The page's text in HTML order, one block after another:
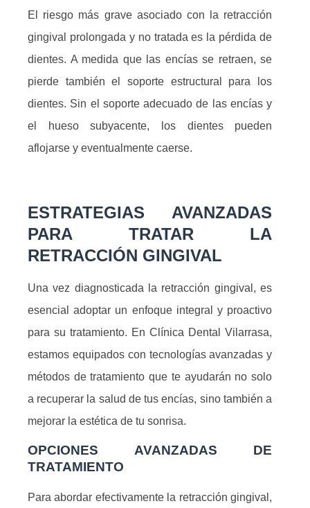
El riesgo más grave asociado con la retracción
gingival prolongada y no tratada es la pérdida de
dientes. A medida que las encías se retraen, se
pierde también el soporte estructural para los
dientes. Sin el soporte adecuado de las encías y
el hueso subyacente, los dientes pueden
aflojarse y eventualmente caerse.
ESTRATEGIAS AVANZADAS
PARA TRATAR LA
RETRACCIÓN GINGIVAL
Una vez diagnosticada la retracción gingival, es
esencial adoptar un enfoque integral y proactivo
para su tratamiento. En Clínica Dental Vilarrasa,
estamos equipados con tecnologías avanzadas y
métodos de tratamiento que te ayudarán no solo
a recuperar la salud de tus encías, sino también a
mejorar la estética de tu sonrisa.
OPCIONES AVANZADAS DE
TRATAMIENTO
Para abordar efectivamente la retracción gingival,